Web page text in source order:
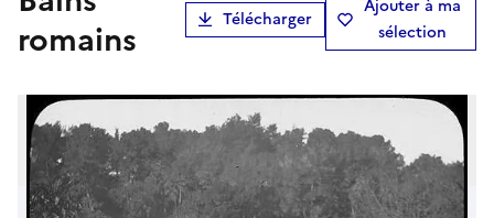
romains
Télécharger
Ajouter à ma
sélection